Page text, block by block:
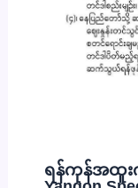
ရန်ကုန်အထူး